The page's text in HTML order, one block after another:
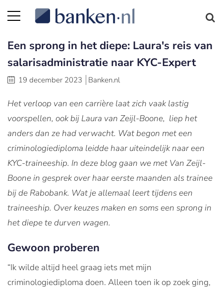
Een sprong in het diepe: Laura's reis van
salarisadministratie naar KYC-Expert
19 december 2023 Banken.nl
Het verloop van een carrière laat zich vaak lastig
voorspellen, ook bij Laura van Zeijl-Boone, liep het
anders dan ze had verwacht. Wat begon met een
criminologiediploma leidde haar uiteindelijk naar een
KYC-traineeship. In deze blog gaan we met Van Zeijl-
Boone in gesprek over haar eerste maanden als trainee
bij de Rabobank. Wat je allemaal leert tijdens een
traineeship. Over keuzes maken en soms een sprong in
het diepe te durven wagen.
Gewoon proberen
“Ik wilde altijd heel graag iets met mijn
criminologiediploma doen. Alleen toen ik op zoek ging,